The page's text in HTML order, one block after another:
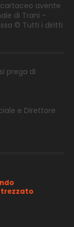
cartaceo avente
di Trani -
© Tutti i diritti
prega di
e Direttore